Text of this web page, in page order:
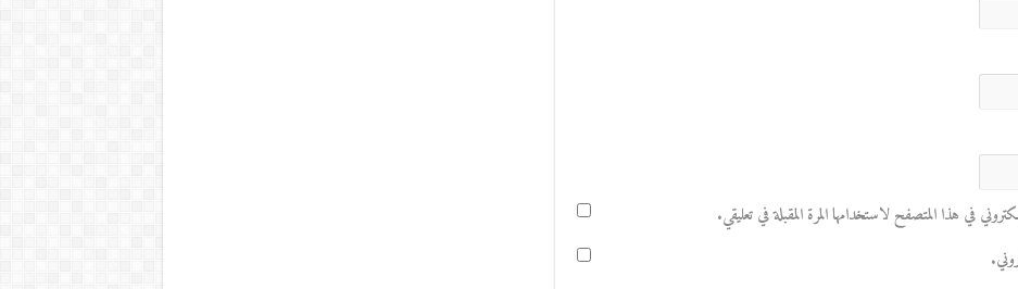
في هذا المتصفح لاستخدامها المرة المقبلة في تعليقي.